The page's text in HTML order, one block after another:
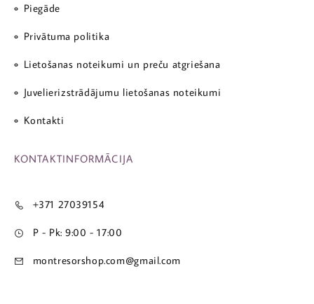
Piegāde
Privātuma politika
Lietošanas noteikumi un preču atgriešana
Juvelierizstrādājumu lietošanas noteikumi
Kontakti
KONTAKTINFORMĀCIJA
+371 27039154
P - Pk: 9:00 - 17:00
montresorshop.com@gmail.com